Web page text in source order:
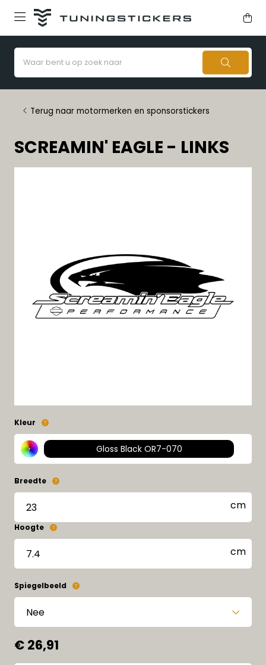
Terug naar motormerken en sponsorstickers
SCREAMIN' EAGLE - LINKS
Kleur
Gloss Black OR7-070
Breedte
Hoogte
Spiegelbeeld
€ 26,91